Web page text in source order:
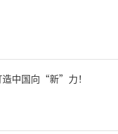
中国向“新”力！